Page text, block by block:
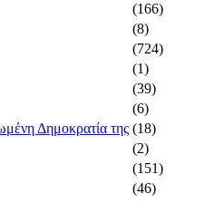
(166)
(8)
(724)
(1)
(39)
(6)
Δημοκρατία της (18)
(2)
(151)
(46)